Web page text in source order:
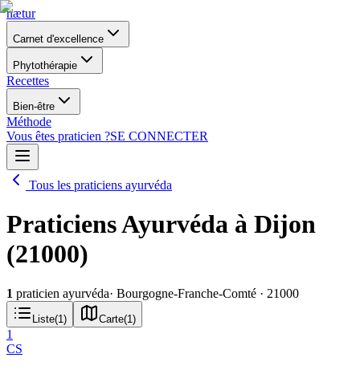
nætur
Carnet d'excellence
Phytothérapie
Recettes
Bien-être
Méthode
Vous êtes praticien ?SE CONNECTER
Tous les praticiens ayurvéda
Praticiens Ayurvéda à Dijon
(21000)
1 praticien ayurvéda· Bourgogne-Franche-Comté · 21000
Liste(1 ) Carte(1 )
1
CS